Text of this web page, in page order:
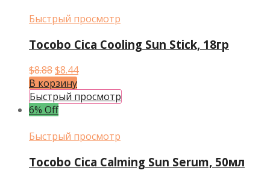
Быстрый просмотр
Tocobo Cica Cooling Sun Stick, 18гр
$8.88Первоначальная
цена
составляла
$8.88.
$8.44Текущая
$8.44.
В корзину
Быстрый просмотр
6% Off
Быстрый просмотр
Tocobo Cica Calming Sun Serum, 50мл